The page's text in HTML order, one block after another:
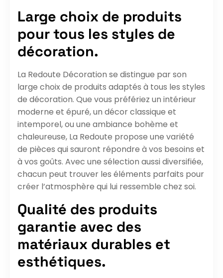
Large choix de produits
pour tous les styles de
décoration.
La Redoute Décoration se distingue par son
large choix de produits adaptés à tous les styles
de décoration. Que vous préfériez un intérieur
moderne et épuré, un décor classique et
intemporel, ou une ambiance bohème et
chaleureuse, La Redoute propose une variété
de pièces qui sauront répondre à vos besoins et
à vos goûts. Avec une sélection aussi diversifiée,
chacun peut trouver les éléments parfaits pour
créer l’atmosphère qui lui ressemble chez soi.
Qualité des produits
garantie avec des
matériaux durables et
esthétiques.